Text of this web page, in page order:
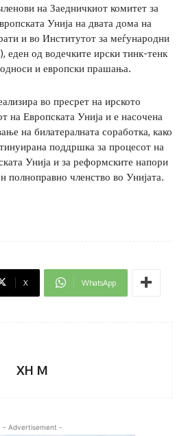
на Заедничкиот комитет за
Унија на двата дома на
и во Институтот за меѓународни
еден од водечките ирски тинк-тенк
и европски прашања.
во пресрет на ирското
на Европската Унија и е насочена
на билатералната соработка, како
поддршка за процесот на
Унија и за реформските напори
полноправно членство во Унијата.
X WhatsApp
XH M
- Advertisement -